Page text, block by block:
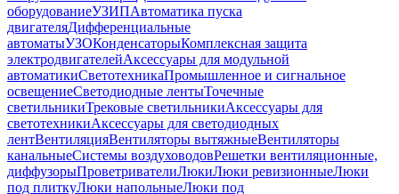
оборудованиеУЗИПАвтоматика пуска
двигателяДифференциальные
автоматыУЗОКонденсаторыКомплексная защита
электродвигателейАксессуары для модульной
автоматикиСветотехникаПромышленное и сигнальное
освещениеСветодиодные лентыТочечные
светильникиТрековые светильникиАксессуары для
светотехникиАксессуары для светодиодных
лентВентиляцияВентиляторы вытяжныеВентиляторы
канальныеСистемы воздуховодовРешетки вентиляционные,
диффузорыПроветривателиЛюкиЛюки ревизионныеЛюки
под плиткуЛюки напольныеЛюки под